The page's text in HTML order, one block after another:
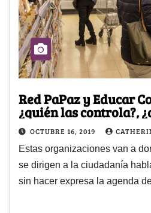
Red PaPaz y Educar
¿quién las controla?,
OCTUBRE 16, 2019
Estas organizaciones van a
se dirigen a la ciudadanía
sin hacer expresa la agenda